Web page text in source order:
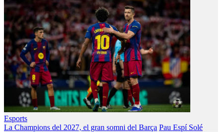
Esports
La Champions del 2027, el gran somni del Barça Pau Espí Solé